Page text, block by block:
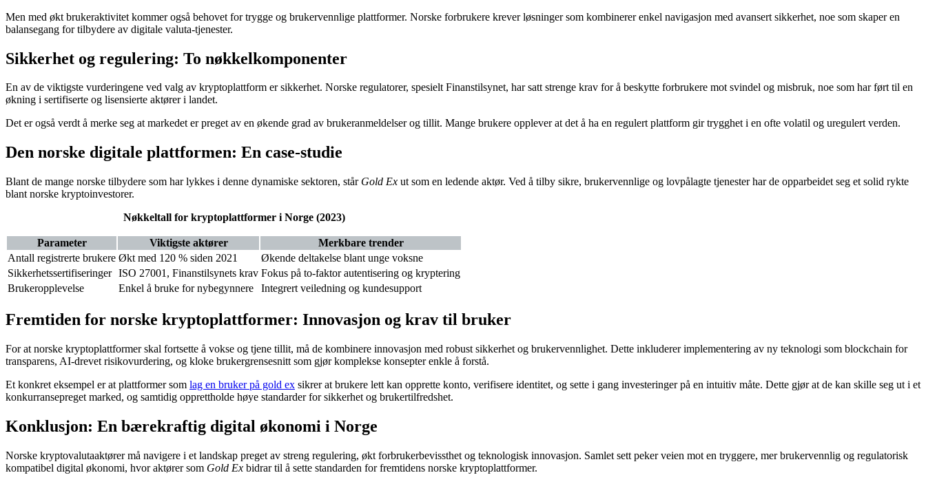
Men med økt brukeraktivitet kommer også behovet for trygge og brukervennlige plattformer. Norske forbrukere krever løsninger som kombinerer enkel navigasjon med avansert sikkerhet, noe som skaper en
balansegang for tilbydere av digitale valuta-tjenester.
Sikkerhet og regulering: To nøkkelkomponenter
En av de viktigste vurderingene ved valg av kryptoplattform er sikkerhet. Norske regulatorer, spesielt Finanstilsynet, har satt strenge krav for å beskytte forbrukere mot svindel og misbruk, noe som har ført til en
økning i sertifiserte og lisensierte aktører i landet.
Det er også verdt å merke seg at markedet er preget av en økende grad av brukeranmeldelser og tillit. Mange brukere opplever at det å ha en regulert plattform gir trygghet i en ofte volatil og uregulert verden.
Den norske digitale plattformen: En case-studie
Blant de mange norske tilbydere som har lykkes i denne dynamiske sektoren, står Gold Ex ut som en ledende aktør. Ved å tilby sikre, brukervennlige og lovpålagte tjenester har de opparbeidet seg et solid rykte
blant norske kryptoinvestorer.
Nøkkeltall for kryptoplattformer i Norge (2023)
Parameter Viktigste aktører
Merkbare trender
Antall registrerte brukere Økt med 120 % siden 2021
Økende deltakelse blant unge voksne
Sikkerhetssertifiseringer ISO 27001, Finanstilsynets krav Fokus på to-faktor autentisering og kryptering
Brukeropplevelse
Enkel å bruke for nybegynnere Integrert veiledning og kundesupport
Fremtiden for norske kryptoplattformer: Innovasjon og krav til bruker
For at norske kryptoplattformer skal fortsette å vokse og tjene tillit, må de kombinere innovasjon med robust sikkerhet og brukervennlighet. Dette inkluderer implementering av ny teknologi som blockchain for
transparens, AI-drevet risikovurdering, og kloke brukergrensesnitt som gjør komplekse konsepter enkle å forstå.
Et konkret eksempel er at plattformer som lag en bruker på gold ex sikrer at brukere lett kan opprette konto, verifisere identitet, og sette i gang investeringer på en intuitiv måte. Dette gjør at de kan skille seg ut i et
konkurransepreget marked, og samtidig opprettholde høye standarder for sikkerhet og brukertilfredshet.
Konklusjon: En bærekraftig digital økonomi i Norge
Norske kryptovalutaaktører må navigere i et landskap preget av streng regulering, økt forbrukerbevissthet og teknologisk innovasjon. Samlet sett peker veien mot en tryggere, mer brukervennlig og regulatorisk
kompatibel digital økonomi, hvor aktører som Gold Ex bidrar til å sette standarden for fremtidens norske kryptoplattformer.